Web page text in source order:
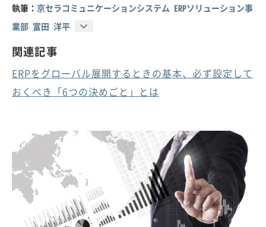
執筆： 京セラコミュニケーションシステム ERPソリューション事
業部 富田 洋平
関連記事
ERPをグローバル展開するときの基本、必ず設定して
おくべき「6つの決めごと」とは